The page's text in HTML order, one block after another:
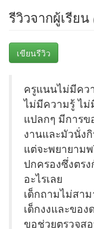
รีวิวจากผู้เรียน
เขียนรีวิว
ครูแนนไม่มีคว
ไม่มีความรู้ ไ
แปลกๆ มีการข
งานและมัวนั่ง
แต่จะพยายาม
ปกครองซึ่งตร
อะไรเลย
เด็กถามไม่สา
เด็กงงและขอ
ขอช่วยตรวจส